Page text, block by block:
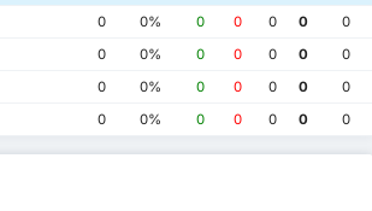
0 0% 0 0 0 0
0
0 0% 0 0 0 0
0
0 0% 0 0 0 0
0
0 0% 0 0 0 0 0